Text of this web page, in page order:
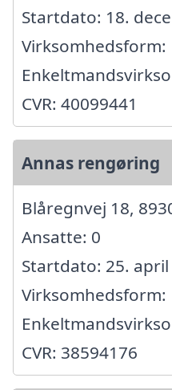
Startdato: 18.
Virksomhedsform:
CVR: 40099441
Annas rengøring
Blåregnvej 18,
Ansatte: 0
Startdato: 25. april
Virksomhedsform:
CVR: 38594176